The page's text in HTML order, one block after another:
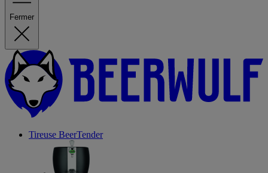
Fermer
Tireuse BeerTender